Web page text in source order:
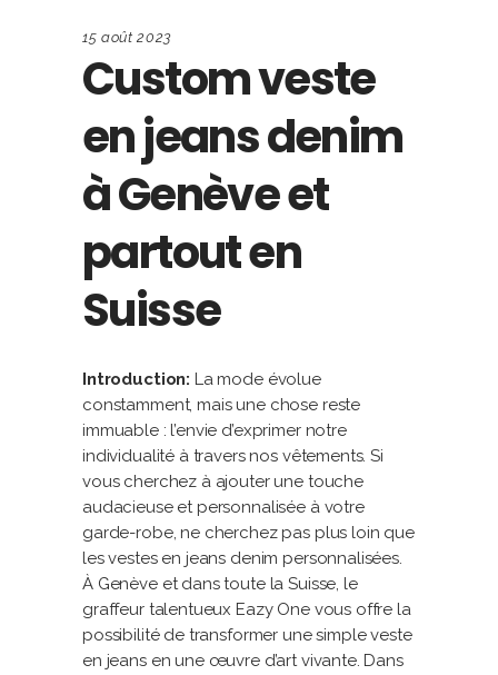
15 août 2023
Custom veste
en jeans denim
à Genève et
partout en
Suisse
Introduction: La mode évolue
constamment, mais une chose reste
immuable : l’envie d’exprimer notre
individualité à travers nos vêtements. Si
vous cherchez à ajouter une touche
audacieuse et personnalisée à votre
garde-robe, ne cherchez pas plus loin que
les vestes en jeans denim personnalisées.
À Genève et dans toute la Suisse, le
graffeur talentueux Eazy One vous offre la
possibilité de transformer une simple veste
en jeans en une œuvre d’art vivante. Dans